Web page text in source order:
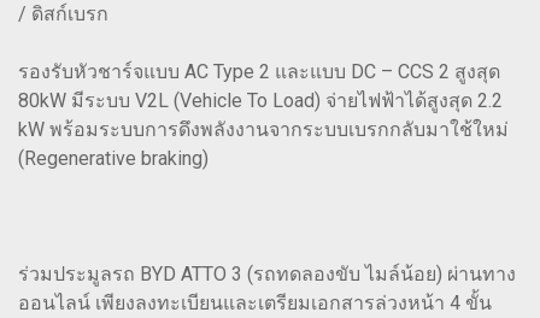
/ ดิสก์เบรก
รองรับหัวชาร์จแบบ AC Type 2 และแบบ DC – CCS 2 สูงสุด
80kW มีระบบ V2L (Vehicle To Load) จ่ายไฟฟ้าได้สูงสุด 2.2
kW พร้อมระบบการดึงพลังงานจากระบบเบรกกลับมาใช้ใหม่
(Regenerative braking)
ร่วมประมูลรถ BYD ATTO 3 (รถทดลองขับ ไมล์น้อย) ผ่านทาง
ออนไลน์ เพียงลงทะเบียนและเตรียมเอกสารล่วงหน้า 4 ขั้น